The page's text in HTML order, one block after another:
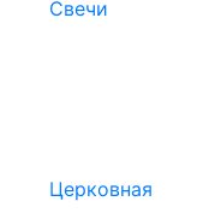
Свечи
Церковная